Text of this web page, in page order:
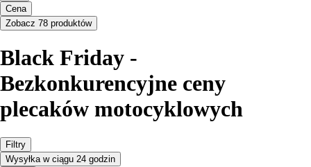
Cena
Zobacz 78 produktów
Black Friday -
Bezkonkurencyjne ceny
plecaków motocyklowych
Filtry
Wysyłka w ciągu 24 godzin